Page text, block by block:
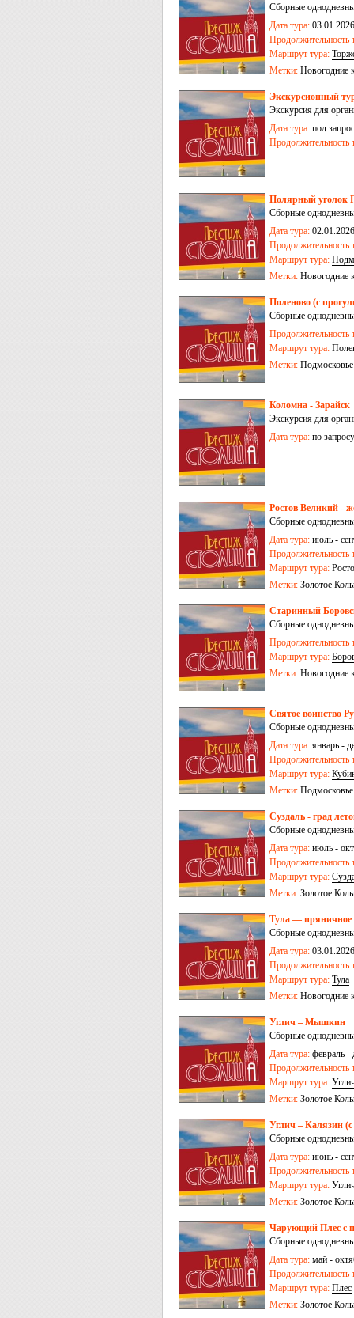
Сборные
Дата тура:
Продолжительность
Маршрут тура:
Метки: Новогодние
Экскурсионный
Экскурсия для
Дата тура: под запрос
Продолжительность
Полярный уголок
Сборные
Дата тура:
Продолжительность
Маршрут тура:
Метки: Новогодние
Поленово (с
Сборные
Продолжительность
Маршрут тура:
Метки: Подмосковье
Коломна - Зарайск
Экскурсия для
Дата тура: по запросу
Ростов Великий -
Сборные
Дата тура: июль -
Продолжительность
Маршрут тура:
Метки: Золотое
Старинный
Сборные
Продолжительность
Маршрут тура:
Метки: Новогодние
Святое воинство
Сборные
Дата тура: январь -
Продолжительность
Маршрут тура:
Метки: Подмосковье
Суздаль - град
Сборные
Дата тура: июль -
Продолжительность
Маршрут тура:
Метки: Золотое
Тула — пряничное
Сборные
Дата тура:
Продолжительность
Маршрут тура: Тула
Метки: Новогодние
Углич – Мышкин
Сборные
Дата тура: февраль -
Продолжительность
Маршрут тура:
Метки: Золотое
Углич – Калязин
Сборные
Дата тура: июнь -
Продолжительность
Маршрут тура:
Метки: Золотое
Чарующий Плес с
Сборные
Дата тура: май -
Продолжительность
Маршрут тура: Плес
Метки: Золотое